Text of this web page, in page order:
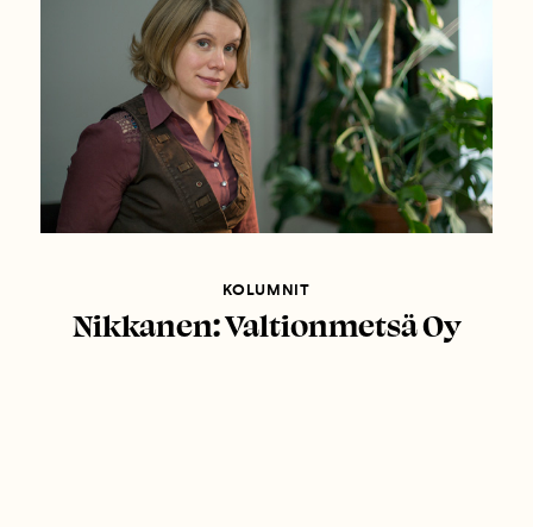
KOLUMNIT
Nikkanen: Valtionmetsä Oy